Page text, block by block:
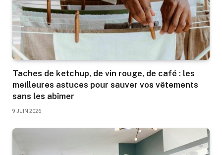
Taches de ketchup, de vin rouge, de café : les
meilleures astuces pour sauver vos vêtements
sans les abîmer
9 JUIN 2026